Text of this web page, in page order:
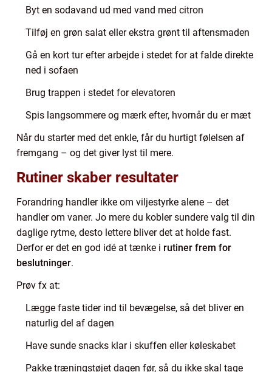
Byt en sodavand ud med vand med citron
Tilføj en grøn salat eller ekstra grønt til aftensmaden
Gå en kort tur efter arbejde i stedet for at falde direkte
ned i sofaen
Brug trappen i stedet for elevatoren
Spis langsommere og mærk efter, hvornår du er mæt
Når du starter med det enkle, får du hurtigt følelsen af
fremgang – og det giver lyst til mere.
Rutiner skaber resultater
Forandring handler ikke om viljestyrke alene – det
handler om vaner. Jo mere du kobler sundere valg til din
daglige rytme, desto lettere bliver det at holde fast.
Derfor er det en god idé at tænke i rutiner frem for
beslutninger.
Prøv fx at:
Lægge faste tider ind til bevægelse, så det bliver en
naturlig del af dagen
Have sunde snacks klar i skuffen eller køleskabet
Pakke træningstøjet dagen før, så du ikke skal tage